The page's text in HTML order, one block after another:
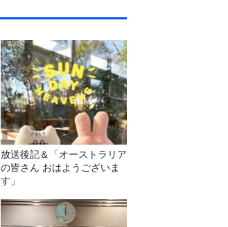
放送後記＆「オーストラリア
の皆さん おはようございま
す」